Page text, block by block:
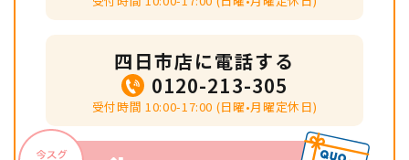
四日市店に電話する
0120-213-305
受付時間 10:00-17:00 (日曜•月曜定休日)